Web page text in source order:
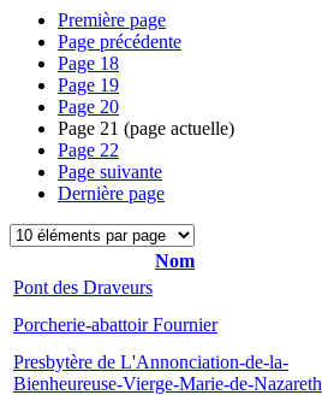
Première page
Page précédente
Page 18
Page 19
Page 20
Page 21 (page actuelle)
Page 22
Page suivante
Dernière page
Nom
Pont des Draveurs
Porcherie-abattoir Fournier
Presbytère de L'Annonciation-de-la-
Bienheureuse-Vierge-Marie-de-Nazareth